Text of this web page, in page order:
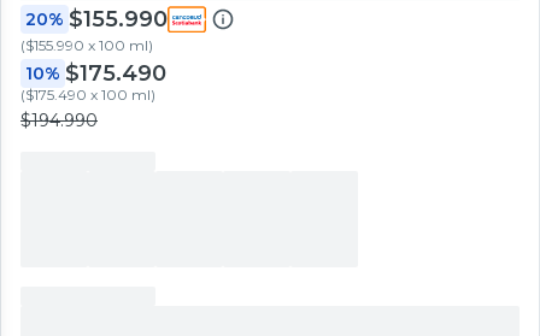
20% $155.990
($155.990 x 100 ml)
10% $175.490
($175.490 x 100 ml)
$194.990